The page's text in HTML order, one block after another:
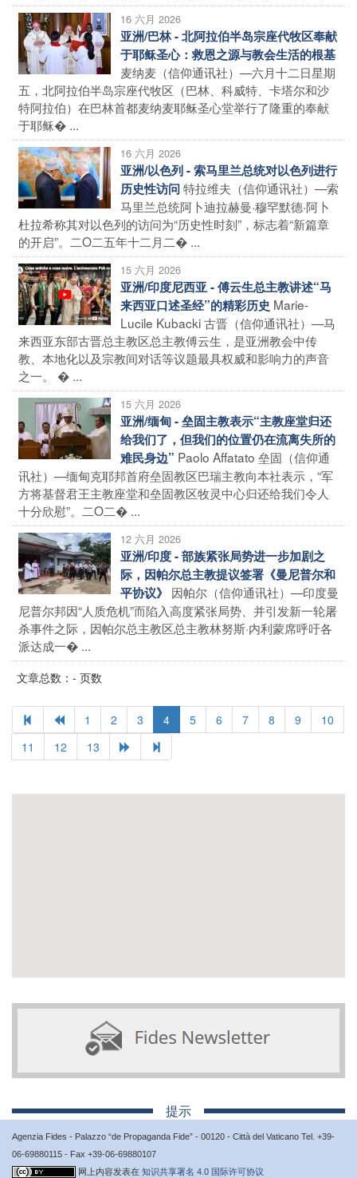
16 六月 2026
亚洲/巴林 - 北阿拉伯半岛宗座代牧区奉献
于耶稣圣心：救恩之源与教会生活的根基
麦纳麦（信仰通讯社）—六月十二日星期
五，北阿拉伯半岛宗座代牧区（巴林、科威特、卡塔尔和沙
特阿拉伯）在巴林首都麦纳麦耶稣圣心堂举行了隆重的奉献
于耶稣� ...
16 六月 2026
亚洲/以色列 - 索马里兰总统对以色列进行
历史性访问特拉维夫（信仰通讯社）—索
马里兰总统阿卜迪拉赫曼·穆罕默德·阿卜
杜拉希称其对以色列的访问为“历史性时刻”，标志着“新篇章
的开启”。二O二五年十二月二� ...
15 六月 2026
亚洲/印度尼西亚 - 傅云生总主教讲述“马
来西亚口述圣经”的精彩历史 Marie-
Lucile Kubacki 古晋（信仰通讯社）—马
来西亚东部古晋总主教区总主教傅云生，是亚洲教会中传
教、本地化以及宗教间对话等议题最具权威和影响力的声音
之一。 � ...
15 六月 2026
亚洲/缅甸 - 垒固主教表示“主教座堂归还
给我们了，但我们的位置仍在流离失所的
难民身边” Paolo Affatato 垒固（信仰通
讯社）—缅甸克耶邦首府垒固教区巴瑞主教向本社表示，“军
方将基督君王主教座堂和垒固教区牧灵中心归还给我们令人
十分欣慰”。二O二� ...
12 六月 2026
亚洲/印度 - 部族紧张局势进一步加剧之
际，因帕尔总主教提议签署《曼尼普尔和
平协议》 因帕尔（信仰通讯社）—印度曼
尼普尔邦因“人质危机”而陷入高度紧张局势、并引发新一轮屠
杀事件之际，因帕尔总主教区总主教林努斯·内利蒙席呼吁各
派达成一� ...
文章总数：- 页数
1 2 3 4 5 6 7 8 9
10
11
12 13
提示
Agenzia Fides - Palazzo “de Propaganda Fide” - 00120 - Città del Vaticano Tel. +39-
06-69880115 - Fax +39-06-69880107
网上内容发表在 知识共享署名 4.0 国际许可协议